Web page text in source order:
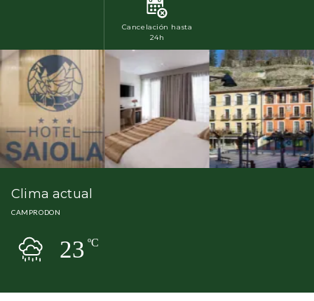
Cancelación hasta
24h
Clima actual
CAMPRODON
23ºC